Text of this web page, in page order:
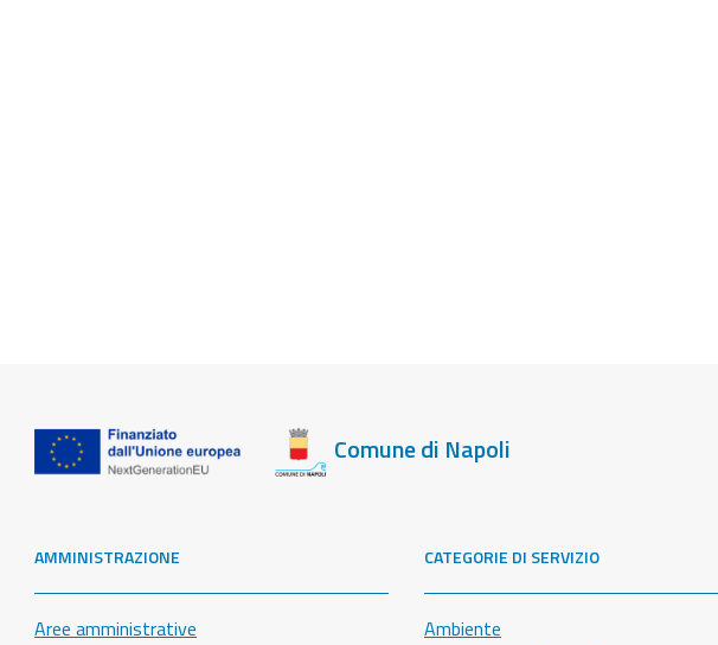
Comune di Napoli
AMMINISTRAZIONE
Aree amministrative
CATEGORIE DI SERVIZIO
Ambiente